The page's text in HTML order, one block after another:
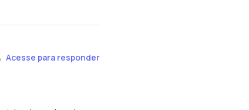
Acesse para responder